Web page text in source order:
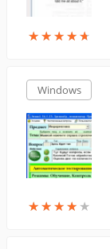
★★★★★
★★★★★
Windows
★★★★ ★
★★★★ ★